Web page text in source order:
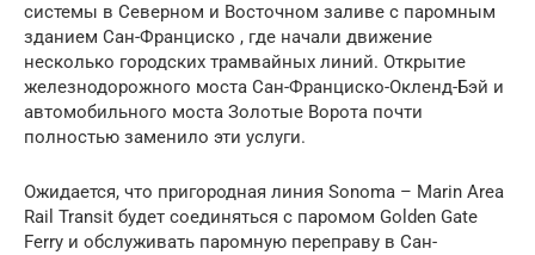
системы в Северном и Восточном заливе с паромным
зданием Сан-Франциско , где начали движение
несколько городских трамвайных линий. Открытие
железнодорожного моста Сан-Франциско-Окленд-Бэй и
автомобильного моста Золотые Ворота почти
полностью заменило эти услуги.
Ожидается, что пригородная линия Sonoma – Marin Area
Rail Transit будет соединяться с паромом Golden Gate
Ferry и обслуживать паромную переправу в Сан-